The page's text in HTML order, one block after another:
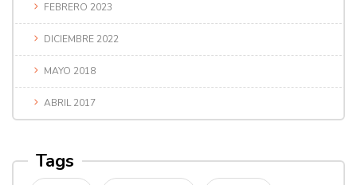
FEBRERO 2023
DICIEMBRE 2022
MAYO 2018
ABRIL 2017
Tags